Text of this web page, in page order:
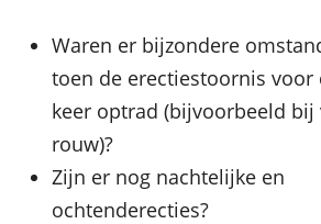
Waren er bijzondere
toen de erectiestoornis voor
keer optrad (bijvoorbeeld bij
rouw)?
Zijn er nog nachtelijke en
ochtenderecties?